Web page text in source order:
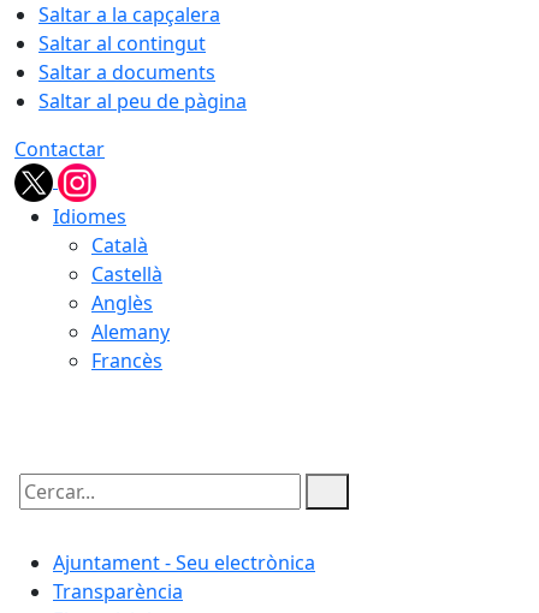
Saltar a la capçalera
Saltar al contingut
Saltar a documents
Saltar al peu de pàgina
Contactar
Idiomes
Català
Castellà
Anglès
Alemany
Francès
Cercar:
Ajuntament - Seu electrònica
Transparència